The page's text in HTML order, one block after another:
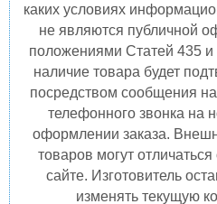
каких условиях
не являются публичной
положениями Статей 435
наличие товара будет
посредством сообщения
телефонного звонка на
оформлении заказа.
товаров могут
сайте. Изготовитель
изменять текущую